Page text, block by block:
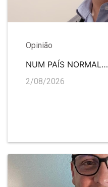
Opinião
NUM PAÍS NORMAL…
2/08/2026